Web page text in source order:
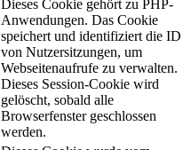
Dieses Cookie gehört zu PHP-
Anwendungen. Das Cookie
speichert und identifiziert die ID
von Nutzersitzungen, um
Webseitenaufrufe zu verwalten.
Dieses Session-Cookie wird
gelöscht, sobald alle
Browserfenster geschlossen
werden.